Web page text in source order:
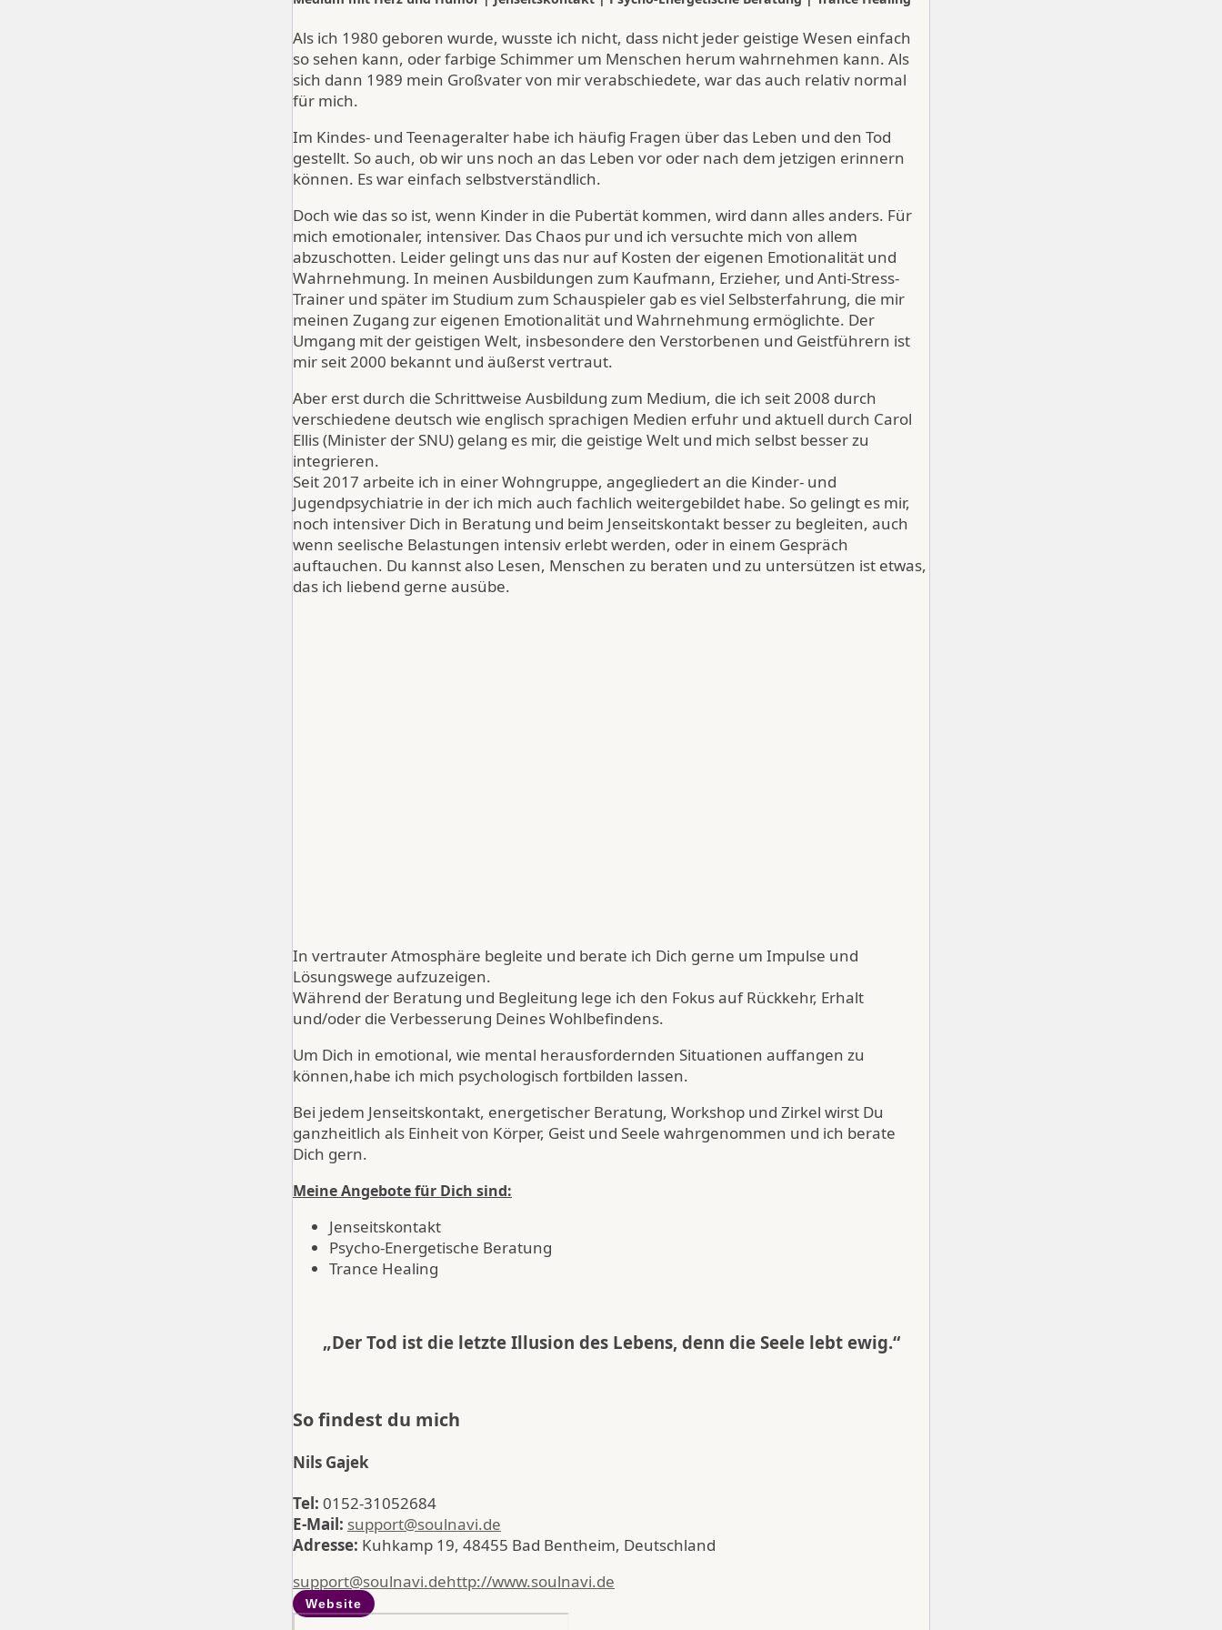
Als ich 1980 geboren wurde, wusste ich nicht, dass nicht jeder geistige Wesen einfach
so sehen kann, oder farbige Schimmer um Menschen herum wahrnehmen kann. Als
sich dann 1989 mein Großvater von mir verabschiedete, war das auch relativ normal
für mich.
Im Kindes- und Teenageralter habe ich häufig Fragen über das Leben und den Tod
gestellt. So auch, ob wir uns noch an das Leben vor oder nach dem jetzigen erinnern
können. Es war einfach selbstverständlich.
Doch wie das so ist, wenn Kinder in die Pubertät kommen, wird dann alles anders. Für
mich emotionaler, intensiver. Das Chaos pur und ich versuchte mich von allem
abzuschotten. Leider gelingt uns das nur auf Kosten der eigenen Emotionalität und
Wahrnehmung. In meinen Ausbildungen zum Kaufmann, Erzieher, und Anti-Stress-
Trainer und später im Studium zum Schauspieler gab es viel Selbsterfahrung, die mir
meinen Zugang zur eigenen Emotionalität und Wahrnehmung ermöglichte. Der
Umgang mit der geistigen Welt, insbesondere den Verstorbenen und Geistführern ist
mir seit 2000 bekannt und äußerst vertraut.
Aber erst durch die Schrittweise Ausbildung zum Medium, die ich seit 2008 durch
verschiedene deutsch wie englisch sprachigen Medien erfuhr und aktuell durch Carol
Ellis (Minister der SNU) gelang es mir, die geistige Welt und mich selbst besser zu
integrieren.
Seit 2017 arbeite ich in einer Wohngruppe, angegliedert an die Kinder- und
Jugendpsychiatrie in der ich mich auch fachlich weitergebildet habe. So gelingt es mir,
noch intensiver Dich in Beratung und beim Jenseitskontakt besser zu begleiten, auch
wenn seelische Belastungen intensiv erlebt werden, oder in einem Gespräch
auftauchen. Du kannst also Lesen, Menschen zu beraten und zu untersützen ist etwas,
das ich liebend gerne ausübe.
In vertrauter Atmosphäre begleite und berate ich Dich gerne um Impulse und
Lösungswege aufzuzeigen.
Während der Beratung und Begleitung lege ich den Fokus auf Rückkehr, Erhalt
und/oder die Verbesserung Deines Wohlbefindens.
Um Dich in emotional, wie mental herausfordernden Situationen auffangen zu
können,habe ich mich psychologisch fortbilden lassen.
Bei jedem Jenseitskontakt, energetischer Beratung, Workshop und Zirkel wirst Du
ganzheitlich als Einheit von Körper, Geist und Seele wahrgenommen und ich berate
Dich gern.
Meine Angebote für Dich sind:
Jenseitskontakt
Psycho-Energetische Beratung
Trance Healing
„Der Tod ist die letzte Illusion des Lebens, denn die Seele lebt ewig.“
So findest du mich
Nils Gajek
Tel: 0152-31052684
E-Mail: support@soulnavi.de
Adresse: Kuhkamp 19, 48455 Bad Bentheim, Deutschland
support@soulnavi.dehttp://www.soulnavi.de
Website